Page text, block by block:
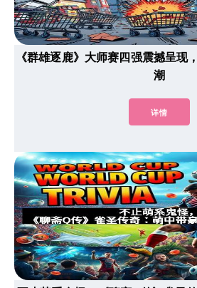
《群雄逐鹿》大师赛四强震撼呈现
潮
详情